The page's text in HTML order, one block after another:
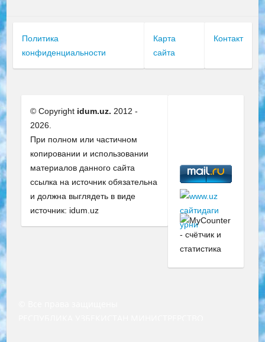
Политика
конфиденциальности
Карта
сайта
Контакт
© Copyright idum.uz. 2012 -
2026.
При полном или частичном
копировании и использовании
материалов данного сайта
ссылка на источник обязательна
и должна выглядеть в виде
источник: idum.uz